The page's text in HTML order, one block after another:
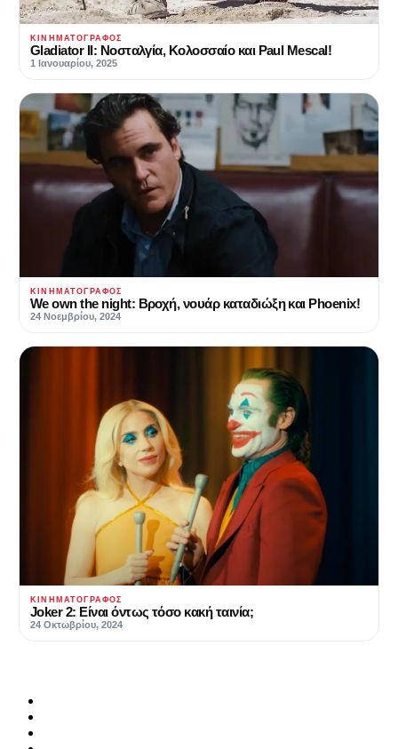
ΚΙΝΗΜΑΤΟΓΡΆΦΟΣ
Gladiator ΙΙ: Νοσταλγία, Κολοσσαίο και Paul Mescal!
1 Ιανουαρίου, 2025
ΚΙΝΗΜΑΤΟΓΡΆΦΟΣ
We own the night: Βροχή, νουάρ καταδιώξη και Phoenix!
24 Νοεμβρίου, 2024
ΚΙΝΗΜΑΤΟΓΡΆΦΟΣ
Joker 2: Είναι όντως τόσο κακή ταινία;
24 Οκτωβρίου, 2024